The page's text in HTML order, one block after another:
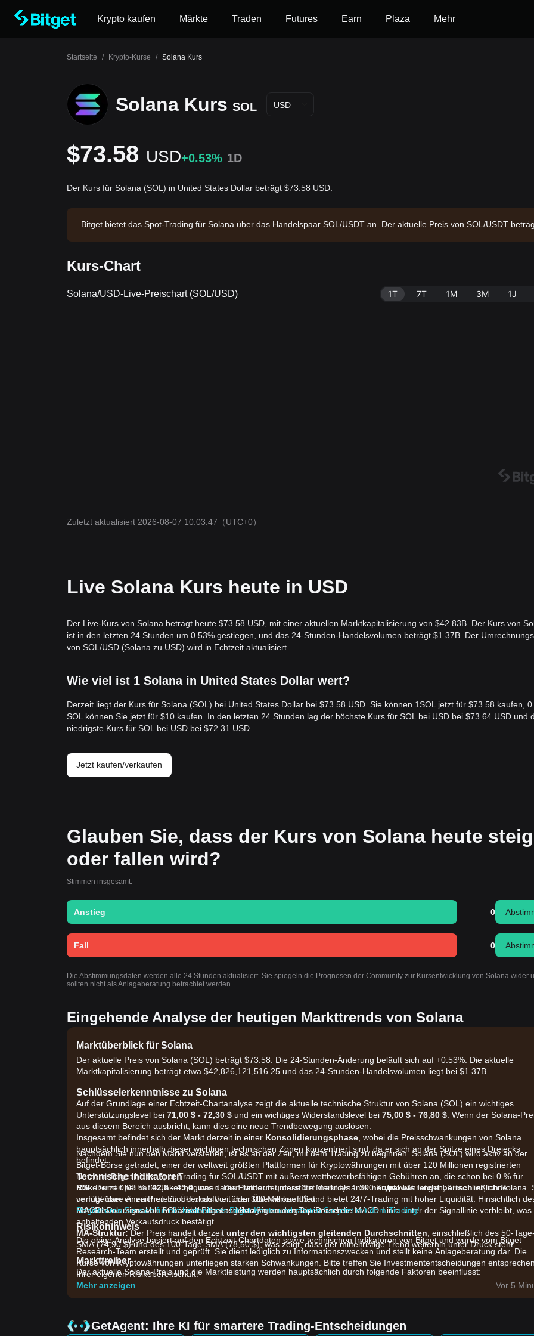
Krypto kaufen Märkte Traden Futures Earn Plaza Mehr
Startseite / Krypto-Kurse / Solana Kurs
Solana Kurs SOL USD
$73.58 USD+0.53% 1D
Der Kurs für Solana (SOL) in United States Dollar beträgt $73.58 USD.
Bitget bietet das Spot-Trading für Solana über das Handelspaar SOL/USDT an. Der aktuelle Preis von SOL/USDT
Kurs-Chart
Solana/USD-Live-Preischart (SOL/USD) 1T 7T 1M 3M 1J
Zuletzt aktualisiert 2026-08-07 10:03:47 （UTC+0）
Live Solana Kurs heute in USD
Der Live-Kurs von Solana beträgt heute $73.58 USD, mit einer aktuellen Marktkapitalisierung von $42.83B. Der Kurs von
ist in den letzten 24 Stunden um 0.53% gestiegen, und das 24-Stunden-Handelsvolumen beträgt $1.37B. Der
von SOL/USD (Solana zu USD) wird in Echtzeit aktualisiert.
Wie viel ist 1 Solana in United States Dollar wert?
Derzeit liegt der Kurs für Solana (SOL) bei United States Dollar bei $73.58 USD. Sie können 1SOL jetzt für $73.58 kaufen,
SOL können Sie jetzt für $10 kaufen. In den letzten 24 Stunden lag der höchste Kurs für SOL bei USD bei $73.64 USD und
niedrigste Kurs für SOL bei USD bei $72.31 USD.
Jetzt kaufen/verkaufen
Glauben Sie, dass der Kurs von Solana heute
oder fallen wird?
Stimmen insgesamt:
Anstieg 0
Fall 0
Die Abstimmungsdaten werden alle 24 Stunden aktualisiert. Sie spiegeln die Prognosen der Community zur Kursentwicklung von Solana wider
sollten nicht als Anlageberatung betrachtet werden.
Eingehende Analyse der heutigen Markttrends von Solana
Marktüberblick für Solana
Der aktuelle Preis von Solana (SOL) beträgt $73.58. Die 24-Stunden-Änderung beläuft sich auf +0.53%. Die aktuelle
Marktkapitalisierung beträgt etwa $42,826,121,516.25 und das 24-Stunden-Handelsvolumen liegt bei $1.37B.
Schlüsselerkenntnisse zu Solana
Auf der Grundlage einer Echtzeit-Chartanalyse zeigt die aktuelle technische Struktur von Solana (SOL) ein wichtiges
Unterstützungslevel bei 71,00 $ - 72,30 $ und ein wichtiges Widerstandslevel bei 75,00 $ - 76,80 $ . Wenn der Solana-
aus diesem Bereich ausbricht, kann dies eine neue Trendbewegung auslösen.
Insgesamt befindet sich der Markt derzeit in einer Konsolidierungsphase , wobei die Preisschwankungen von Solana
hauptsächlich innerhalb dieser wichtigen technischen Zonen konzentriert sind, da er sich an der Spitze eines Dreiecks
befindet.
Technische Indikatoren
RSI:Derzeit bei ca.42,8 - 45,0, was darauf hindeutet, dass die Marktdynamikneutral bis leicht bärischist, ohne
unmittelbare Anzeichen für Überkauftheit oder Überverkauftheit.
MACD:Das Signal bleibtbärisch, da das Histogramm negativ ist und die MACD-Linie unter der Signallinie verbleibt, was
anhaltenden Verkaufsdruck bestätigt.
MA-Struktur:Der Preis handelt derzeit unter den wichtigsten gleitenden Durchschnitten , einschließlich des 50-Tage-
SMA (74,90 $) und des 100-Tage-SMA (78,50 $), was zeigt, dass der mittelfristige Trend weiterhin unter Druck steht.
Markttreiber
Der aktuelle Solana-Preis und die Marktleistung werden hauptsächlich durch folgende Faktoren beeinflusst:
•Governance und Tokenomics:
Die Validatoren-Community debattiert über das Paket SGP-0003, das die SOL-
Einführung von Solana Pay bei 330.000 koreanischen Händlern bieten fundamentale Unterstützung.
Nachdem Sie nun den Markt verstehen, ist es an der Zeit, mit dem Trading zu beginnen. Solana (SOL) wird aktiv an der
Bitget-Börse getradet, einer der weltweit größten Plattformen für Kryptowährungen mit über 120 Millionen registrierten
Nutzern. Bitget bietet Spot-Trading für SOL/USDT mit äußerst wettbewerbsfähigen Gebühren an, die schon bei 0 % für
Maker und 0,03 % für Taker beginnen. Die Plattform unterstützt mehr als 1.300 Kryptowährungen, einschließlich Solana.
verfügt über einen Protection-Fonds von über 300 Millionen $ und bietet 24/7-Trading mit hoher Liquidität. Hinsichtlich
Handelsvolumens von SOL zählt Bitget regelmäßig zu den Top-Börsen.
Registrieren Sie sich für ein kostenloses Bitget-Konto und starten Sie jetzt mit dem Trading!
Risikohinweis
Die obige Analyse basiert auf den Echtzeit-Chartdaten sowie technischen Indikatoren von Bitget und wurde vom Bitget
Research-Team erstellt und geprüft. Sie dient lediglich zu Informationszwecken und stellt keine Anlageberatung dar. Die
Kurse von Kryptowährungen unterliegen starken Schwankungen. Bitte treffen Sie Investmententscheidungen
Ihrer eigenen Risikobereitschaft.
Mehr anzeigen
Vor 5
GetAgent: Ihre KI für smartere Trading-Entscheidungen